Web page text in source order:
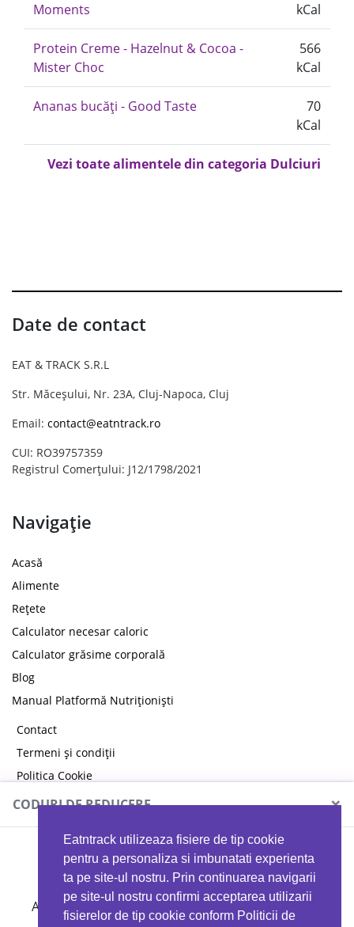
Eatntrack utilizeaza fisiere de tip cookie
pentru a personaliza si imbunatati experienta
ta pe site-ul nostru. Prin continuarea navigarii
pe site-ul nostru confirmi acceptarea utilizarii
fisierelor de tip cookie conform Politicii de
Moments
kCal
Protein Creme - Hazelnut & Cocoa -
Mister Choc
566
kCal
Ananas bucăți - Good Taste
70
kCal
Vezi toate alimentele din categoria Dulciuri
Date de contact
EAT & TRACK S.R.L
Str. Măceșului, Nr. 23A, Cluj-Napoca, Cluj
Email: contact@eatntrack.ro
CUI: RO39757359
Registrul Comerțului: J12/1798/2021
Navigație
Acasă
Alimente
Rețete
Calculator necesar caloric
Calculator grăsime corporală
Blog
Manual Platformă Nutriționiști
Contact
Termeni și condiții
Politica Cookie
Politica de confidențialitate
CODURI DE REDUCERE ×
MYPROTEIN
Ai 40%reducere la orice comandă folosind codul